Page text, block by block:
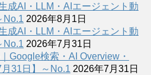
成AI・LLM・AIエージェント動
No.1 2026年8月1日
成AI・LLM・AIエージェント動
No.1 2026年7月31日
Google検索・AI Overview・
31日】～No.1 2026年7月31日